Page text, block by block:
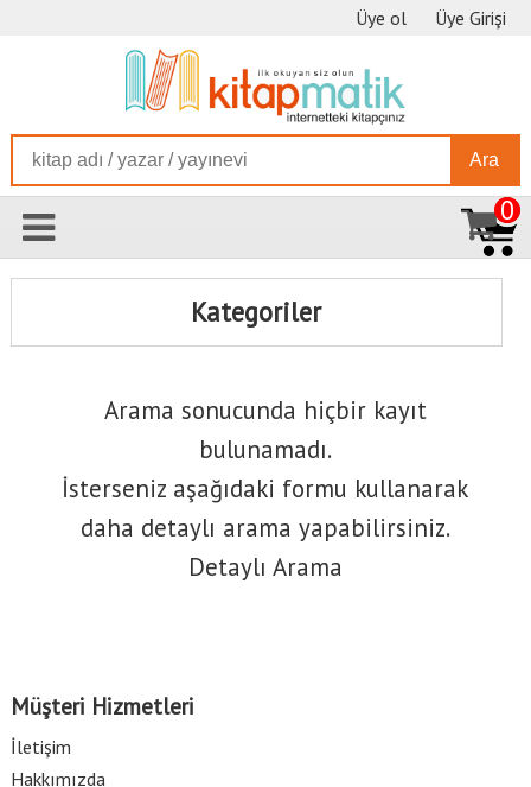
Üye ol Üye Girişi
Ara
0
Kategoriler
Arama sonucunda hiçbir kayıt
bulunamadı.
İsterseniz aşağıdaki formu kullanarak
daha detaylı arama yapabilirsiniz.
Detaylı Arama
Müşteri Hizmetleri
İletişim
Hakkımızda